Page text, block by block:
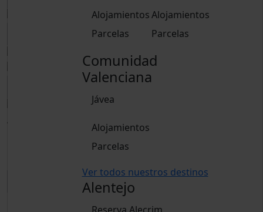
Alojamientos
Parcelas
Alojamientos
Parcelas
Comunidad
Valenciana
Jávea
Alojamientos
Parcelas
Ver todos nuestros destinos
Alentejo
Adultos